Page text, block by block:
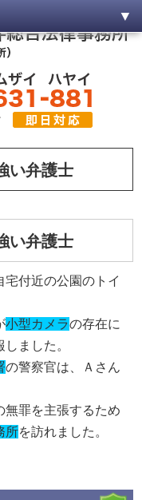
い弁護士
い弁護士
付近の公園のトイ
小型カメラの存在に
しました。
の警察官は、Ａさん
無罪を主張するため
所を訪れました。